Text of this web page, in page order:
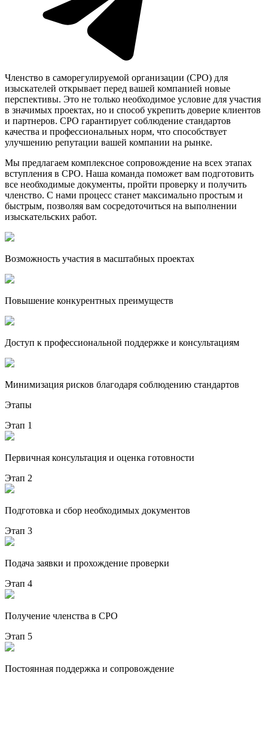
Членство в саморегулируемой организации (СРО) для
изыскателей открывает перед вашей компанией новые
перспективы. Это не только необходимое условие для участия
в значимых проектах, но и способ укрепить доверие клиентов
и партнеров. СРО гарантирует соблюдение стандартов
качества и профессиональных норм, что способствует
улучшению репутации вашей компании на рынке.
Мы предлагаем комплексное сопровождение на всех этапах
вступления в СРО. Наша команда поможет вам подготовить
все необходимые документы, пройти проверку и получить
членство. С нами процесс станет максимально простым и
быстрым, позволяя вам сосредоточиться на выполнении
изыскательских работ.
Возможность участия в масштабных проектах
Повышение конкурентных преимуществ
Доступ к профессиональной поддержке и консультациям
Минимизация рисков благодаря соблюдению стандартов
Этапы
Этап 1
Первичная консультация и оценка готовности
Этап 2
Подготовка и сбор необходимых документов
Этап 3
Подача заявки и прохождение проверки
Этап 4
Получение членства в СРО
Этап 5
Постоянная поддержка и сопровождение